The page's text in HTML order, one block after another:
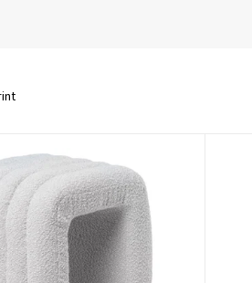
a márka erős piaci pozícióval
az esztétikát és a praktikus értéket,